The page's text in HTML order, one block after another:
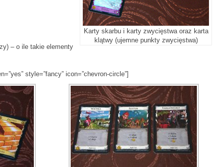
Karty skarbu i karty zwycięstwa oraz karta
klątwy (ujemne punkty zwycięstwa)
– o ile takie elementy
style=”fancy” icon=”chevron-circle”]